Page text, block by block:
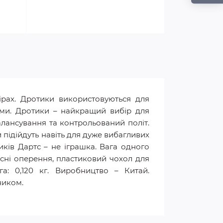
Дротики використовуються для
Дротики – найкращий вибір для
та контрольований політ.
навіть для дуже вибагливих
Дартс – не іграшка. Вага одного
оперення, пластиковий чохол для
0,120 кг. Виробництво – Китай.